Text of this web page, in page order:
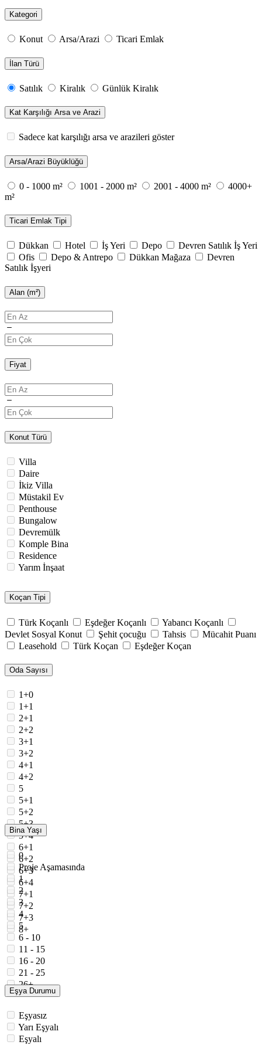
Kategori
Konut Arsa/Arazi Ticari Emlak
İlan Türü
Satılık Kiralık Günlük Kiralık
Kat Karşılığı Arsa ve Arazi
Sadece kat karşılığı arsa ve arazileri göster
Arsa/Arazi Büyüklüğü
0 - 1000 m² 1001 - 2000 m² 2001 - 4000 m²
4000+
m²
Ticari Emlak Tipi
Dükkan Hotel İş Yeri Depo
Devren Satılık İş Yeri
Ofis
Depo & Antrepo Dükkan Mağaza
Devren
Satılık İşyeri
Alan (m²)
Fiyat
Konut Türü
Villa
Daire
İkiz Villa
Müstakil Ev
Penthouse
Bungalow
Devremülk
Komple Bina
Residence
Yarım İnşaat
Koçan Tipi
Türk Koçanlı Eşdeğer Koçanlı
Yabancı Koçanlı
Devlet Sosyal Konut
Şehit çocuğu Tahsis
Mücahit Puanı
Leasehold
Türk Koçan Eşdeğer Koçan
Oda Sayısı
1+0
1+1
2+1
2+2
3+1
3+2
4+1
4+2
5
5+1
5+2
5+3
5+4
6+1
6+2
6+3
6+4
7+1
7+2
7+3
8+
Bina Yaşı
0
Proje Aşamasında
1
2
3
4
5
6 - 10
11 - 15
16 - 20
21 - 25
26+
Eşya Durumu
Eşyasız
Yarı Eşyalı
Eşyalı